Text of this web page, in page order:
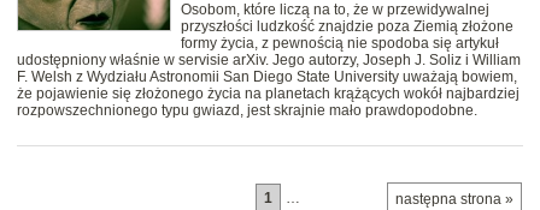
Osobom, które liczą na to, że w przewidywalnej
przyszłości ludzkość znajdzie poza Ziemią złożone
formy życia, z pewnością nie spodoba się artykuł
udostępniony właśnie w servisie arXiv. Jego autorzy, Joseph J. Soliz i William
F. Welsh z Wydziału Astronomii San Diego State University uważają bowiem,
że pojawienie się złożonego życia na planetach krążących wokół najbardziej
rozpowszechnionego typu gwiazd, jest skrajnie mało prawdopodobne.
następna strona »
1 …